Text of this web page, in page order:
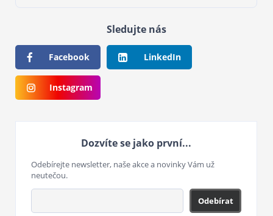
Sledujte nás
Facebook LinkedIn
Instagram
Dozvíte se jako první...
Odebírejte newsletter, naše akce a novinky Vám už
neutečou.
Odebírat